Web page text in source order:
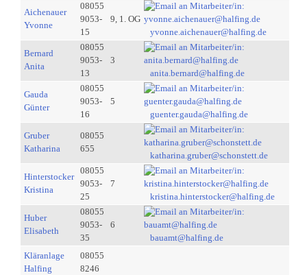
Aichenauer
Yvonne
08055
9053-
15
9, 1. OG
yvonne.aichenauer@halfing.de
Bernard
Anita
08055
9053-
13
3
anita.bernard@halfing.de
Gauda
Günter
08055
9053-
16
5
guenter.gauda@halfing.de
Gruber
Katharina
08055
655
katharina.gruber@schonstett.de
Hinterstocker
Kristina
08055
9053-
25
7
kristina.hinterstocker@halfing.de
Huber
Elisabeth
08055
9053-
35
6
bauamt@halfing.de
Kläranlage
Halfing
08055
8246